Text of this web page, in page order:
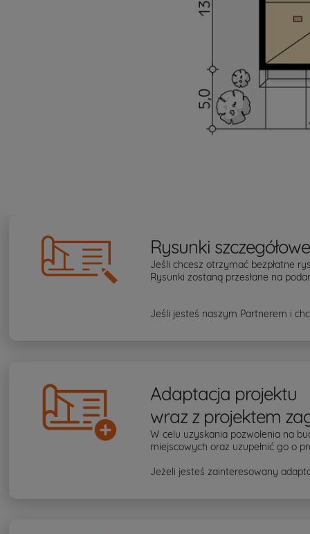
Rysunki szczegółowe
Jeśli chcesz otrzymać bezpłatne
Rysunki zostaną przesłane na
Jeśli jesteś naszym Partnerem i
Adaptacja projektu
wraz z projektem
W celu uzyskania pozwolenia na
miejscowych oraz uzupełnić go o
Jeżeli jesteś zainteresowany